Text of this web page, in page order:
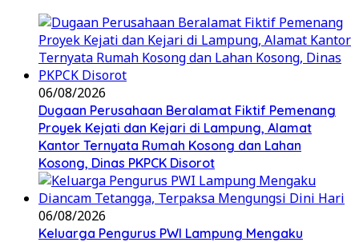
06/08/2026
Dugaan Perusahaan Beralamat Fiktif Pemenang
Proyek Kejati dan Kejari di Lampung, Alamat
Kantor Ternyata Rumah Kosong dan Lahan
Kosong, Dinas PKPCK Disorot
06/08/2026
Keluarga Pengurus PWI Lampung Mengaku